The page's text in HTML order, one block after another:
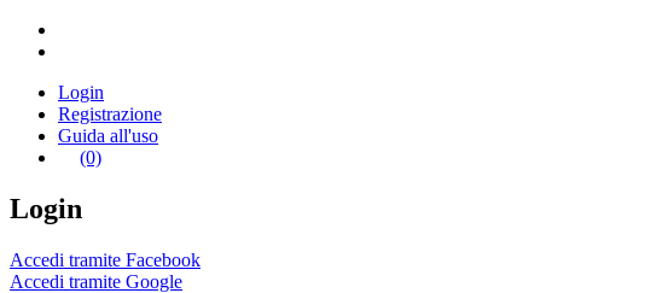
Login
Registrazione
Guida all'uso
(0)
Login
Accedi tramite Facebook
Accedi tramite Google